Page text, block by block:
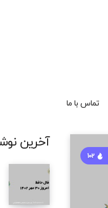
تماس با ما
102
آخرین